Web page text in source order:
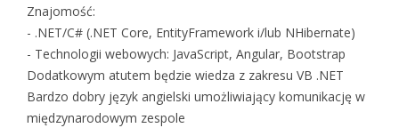
Znajomość:
- .NET/C# (.NET Core, EntityFramework i/lub NHibernate)
- Technologii webowych: JavaScript, Angular, Bootstrap
Dodatkowym atutem będzie wiedza z zakresu VB .NET
Bardzo dobry język angielski umożliwiający komunikację w
międzynarodowym zespole